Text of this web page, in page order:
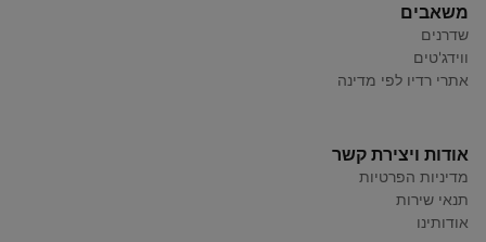
משאבים
שדרנים
ווידג'טים
אתרי רדיו לפי מדינה
אודות ויצירת קשר
מדיניות הפרטיות
תנאי שירות
אודותינו